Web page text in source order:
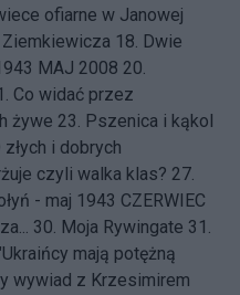
ofiarne w Janowej
Ziemkiewicza 18. Dwie
MAJ 2008 20.
Co widać przez
żywe 23. Pszenica i kąkol
złych i dobrych
czyli walka klas? 27.
- maj 1943 CZERWIEC
30. Moja Rywingate 31.
mają potężną
wywiad z Krzesimirem